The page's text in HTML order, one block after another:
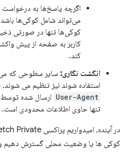
اگرچه پاسخ‌ها به درخواست
می‌تواند شامل کوکی‌ها باشد،
کوکی‌ها تنها در صورتی
کاربر به صفحه از پیش
کند.
انگشت نگاری: سایر سطوحی که می
استفاده شوند نیز تنظیم می شوند.
User-Agent ارسال شده
تنها حاوی اطلاعات محدودی است.
کوکی ها یا وضعیت محلی گسترش دهیم